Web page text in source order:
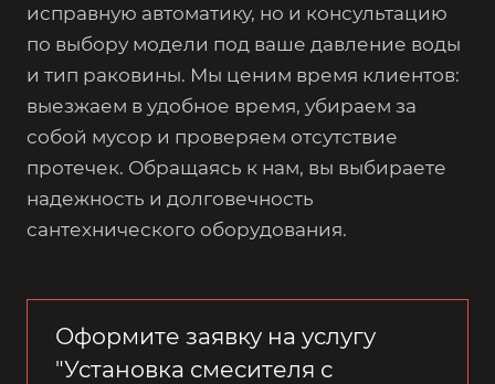
исправную автоматику, но и консультацию
по выбору модели под ваше давление воды
и тип раковины. Мы ценим время клиентов:
выезжаем в удобное время, убираем за
собой мусор и проверяем отсутствие
протечек. Обращаясь к нам, вы выбираете
надежность и долговечность
сантехнического оборудования.
Оформите заявку на услугу
"Установка смесителя с